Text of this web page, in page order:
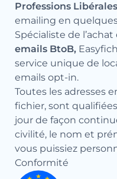
Professions
emailing en
Spécialiste de l’achat
emails BtoB,
service unique de
emails opt-in.
Toutes les adresses
fichier, sont
jour de façon
civilité, le nom et
vous puissiez
Conformité